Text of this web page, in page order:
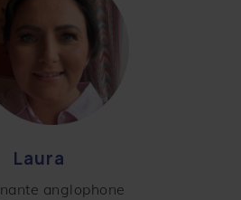
Laura
anglophone